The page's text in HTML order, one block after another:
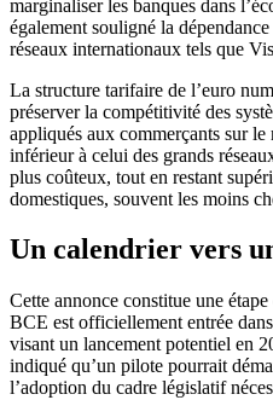
marginaliser les banques dans
également souligné la
réseaux internationaux tels que
La structure tarifaire de l’euro
préserver la compétitivité des
appliqués aux commerçants sur le
inférieur à celui des grands
plus coûteux, tout en restant
domestiques, souvent les moins
Un calendrier vers
Cette annonce constitue une
BCE est officiellement entrée
visant un lancement potentiel en
indiqué qu’un pilote pourrait
l’adoption du cadre législatif